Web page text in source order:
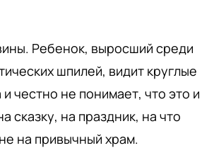
Ребенок, выросший среди
шпилей, видит круглые
честно не понимает, что это и
сказку, на праздник, на что
на привычный храм.